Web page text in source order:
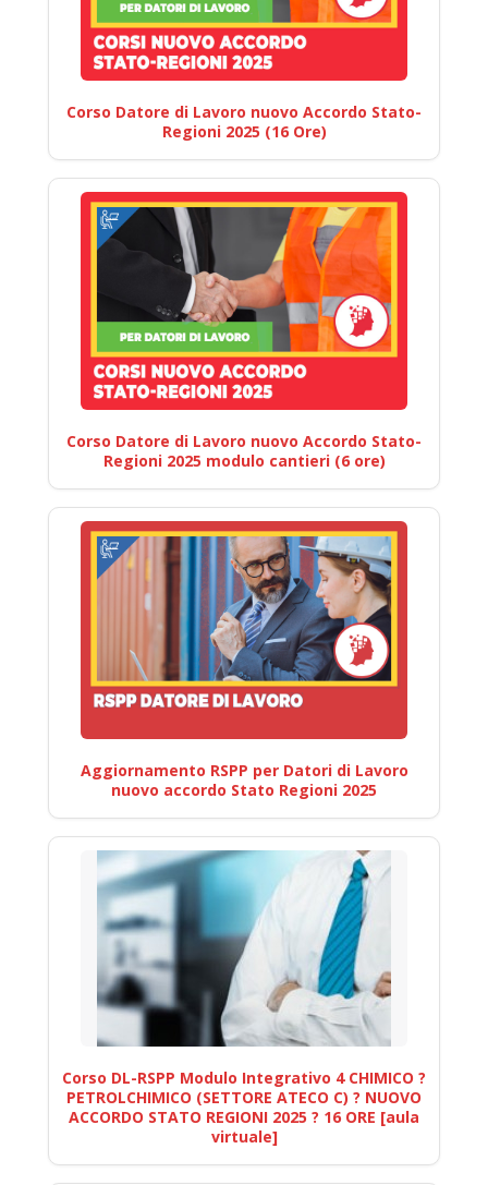
Corso Datore di Lavoro nuovo Accordo Stato-
Regioni 2025 (16 Ore)
Corso Datore di Lavoro nuovo Accordo Stato-
Regioni 2025 modulo cantieri (6 ore)
Aggiornamento RSPP per Datori di Lavoro
nuovo accordo Stato Regioni 2025
Corso DL-RSPP Modulo Integrativo 4 CHIMICO ?
PETROLCHIMICO (SETTORE ATECO C) ? NUOVO
ACCORDO STATO REGIONI 2025 ? 16 ORE [aula
virtuale]